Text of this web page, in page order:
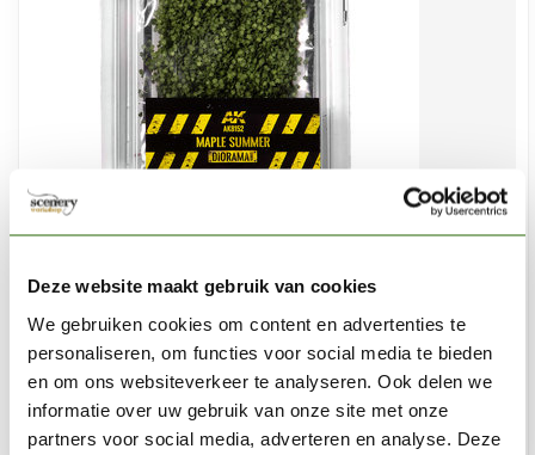
Deze website maakt gebruik van cookies
We gebruiken cookies om content en advertenties te
personaliseren, om functies voor social media te bieden
en om ons websiteverkeer te analyseren. Ook delen we
informatie over uw gebruik van onze site met onze
partners voor social media, adverteren en analyse. Deze
Maple Summer Leaves 1:72 - 7g - AK8152
€9,95
Niet op voorraad